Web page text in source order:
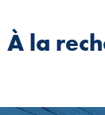
À la